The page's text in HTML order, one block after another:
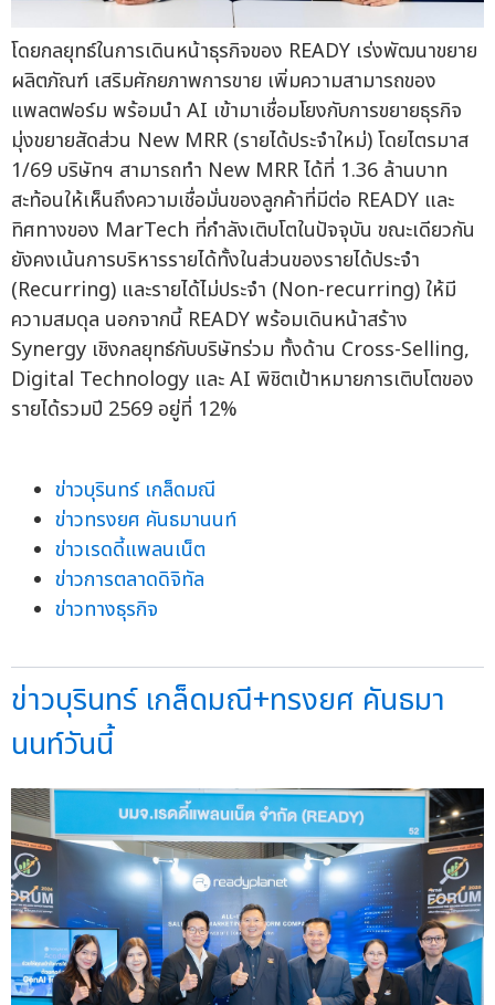
โดยกลยุทธ์ในการเดินหน้าธุรกิจของ READY เร่งพัฒนาขยาย
ผลิตภัณฑ์ เสริมศักยภาพการขาย เพิ่มความสามารถของ
แพลตฟอร์ม พร้อมนำ AI เข้ามาเชื่อมโยงกับการขยายธุรกิจ
มุ่งขยายสัดส่วน New MRR (รายได้ประจำใหม่) โดยไตรมาส
1/69 บริษัทฯ สามารถทำ New MRR ได้ที่ 1.36 ล้านบาท
สะท้อนให้เห็นถึงความเชื่อมั่นของลูกค้าที่มีต่อ READY และ
ทิศทางของ MarTech ที่กำลังเติบโตในปัจจุบัน ขณะเดียวกัน
ยังคงเน้นการบริหารรายได้ทั้งในส่วนของรายได้ประจำ
(Recurring) และรายได้ไม่ประจำ (Non-recurring) ให้มี
ความสมดุล นอกจากนี้ READY พร้อมเดินหน้าสร้าง
Synergy เชิงกลยุทธ์กับบริษัทร่วม ทั้งด้าน Cross-Selling,
Digital Technology และ AI พิชิตเป้าหมายการเติบโตของ
รายได้รวมปี 2569 อยู่ที่ 12%
ข่าวบุรินทร์ เกล็ดมณี
ข่าวทรงยศ คันธมานนท์
ข่าวเรดดี้แพลนเน็ต
ข่าวการตลาดดิจิทัล
ข่าวทางธุรกิจ
ข่าวบุรินทร์ เกล็ดมณี+ทรงยศ คันธมา
นนท์วันนี้